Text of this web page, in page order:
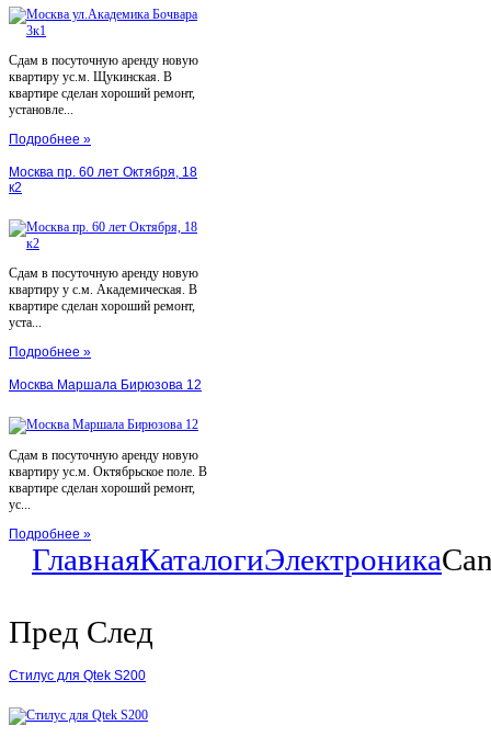
Сдам в посуточную аренду новую
квартиру ус.м. Щукинская. В
квартире сделан хороший ремонт,
установле...
Подробнее »
Москва пр. 60 лет Октября, 18
к2
Сдам в посуточную аренду новую
квартиру у с.м. Академическая. В
квартире сделан хороший ремонт,
уста...
Подробнее »
Москва Маршала Бирюзова 12
Сдам в посуточную аренду новую
квартиру ус.м. Октябрьское поле. В
квартире сделан хороший ремонт,
ус...
Подробнее »
ГлавнаяКаталогиЭлектроника
Пред След
Стилус для Qtek S200